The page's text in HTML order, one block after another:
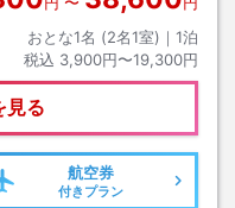
おとな1名 (2名1室)｜ 1泊
税込 3,900円〜19,300円
見る
航空券
付きプラン